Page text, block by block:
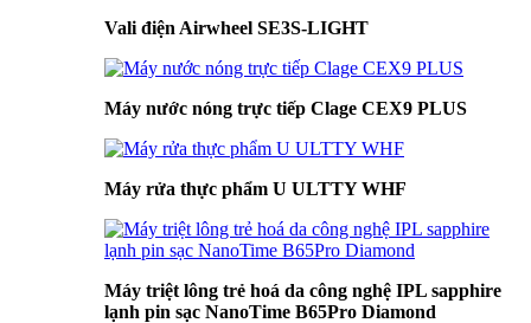
Vali điện Airwheel SE3S-LIGHT
Máy nước nóng trực tiếp Clage CEX9 PLUS
Máy rửa thực phẩm U ULTTY WHF
Máy triệt lông trẻ hoá da công nghệ IPL sapphire
lạnh pin sạc NanoTime B65Pro Diamond